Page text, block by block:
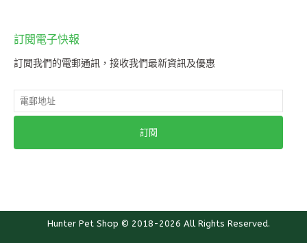
訂閱電子快報
訂閲我們的電郵通訊，接收我們最新資訊及優惠
訂閱
Hunter Pet Shop © 2018-2026 All Rights Reserved.